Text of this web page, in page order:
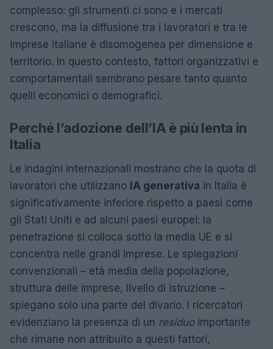
complesso: gli strumenti ci sono e i mercati
crescono, ma la diffusione tra i lavoratori e tra le
imprese italiane è disomogenea per dimensione e
territorio. In questo contesto, fattori organizzativi e
comportamentali sembrano pesare tanto quanto
quelli economici o demografici.
Perché l’adozione dell’IA è più lenta in
Italia
Le indagini internazionali mostrano che la quota di
lavoratori che utilizzano IA generativa in Italia è
significativamente inferiore rispetto a paesi come
gli Stati Uniti e ad alcuni paesi europei: la
penetrazione si colloca sotto la media UE e si
concentra nelle grandi imprese. Le spiegazioni
convenzionali – età media della popolazione,
struttura delle imprese, livello di istruzione –
spiegano solo una parte del divario. I ricercatori
evidenziano la presenza di un residuoimportante
che rimane non attribuito a questi fattori,